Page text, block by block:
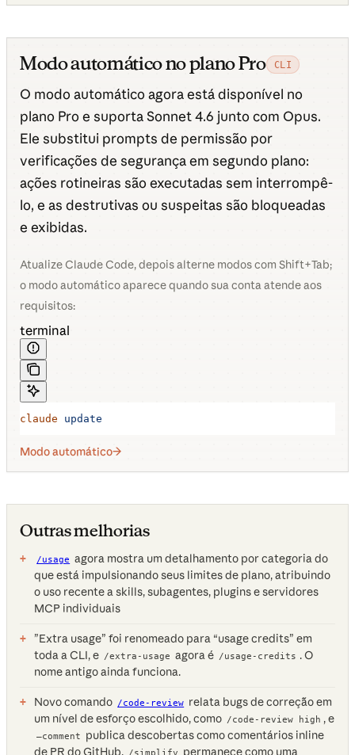
Modo automático no plano Pro CLI
O modo automático agora está disponível no
plano Pro e suporta Sonnet 4.6 junto com Opus.
Ele substitui prompts de permissão por
verificações de segurança em segundo plano:
ações rotineiras são executadas sem interrompê-
lo, e as destrutivas ou suspeitas são bloqueadas
e exibidas.
Atualize Claude Code, depois alterne modos com Shift+Tab;
o modo automático aparece quando sua conta atende aos
requisitos:
terminal
claude update
Modo automático
Outras melhorias
/usage agora mostra um detalhamento por categoria do
que está impulsionando seus limites de plano, atribuindo
o uso recente a skills, subagentes, plugins e servidores
MCP individuais
”Extra usage” foi renomeado para “usage credits” em
toda a CLI, e /extra-usage agora é /usage-credits . O
nome antigo ainda funciona.
Novo comando /code-review relata bugs de correção em
um nível de esforço escolhido, como /code-review high , e
—comment
publica descobertas como comentários inline
de PR do GitHub. /simplify permanece como uma